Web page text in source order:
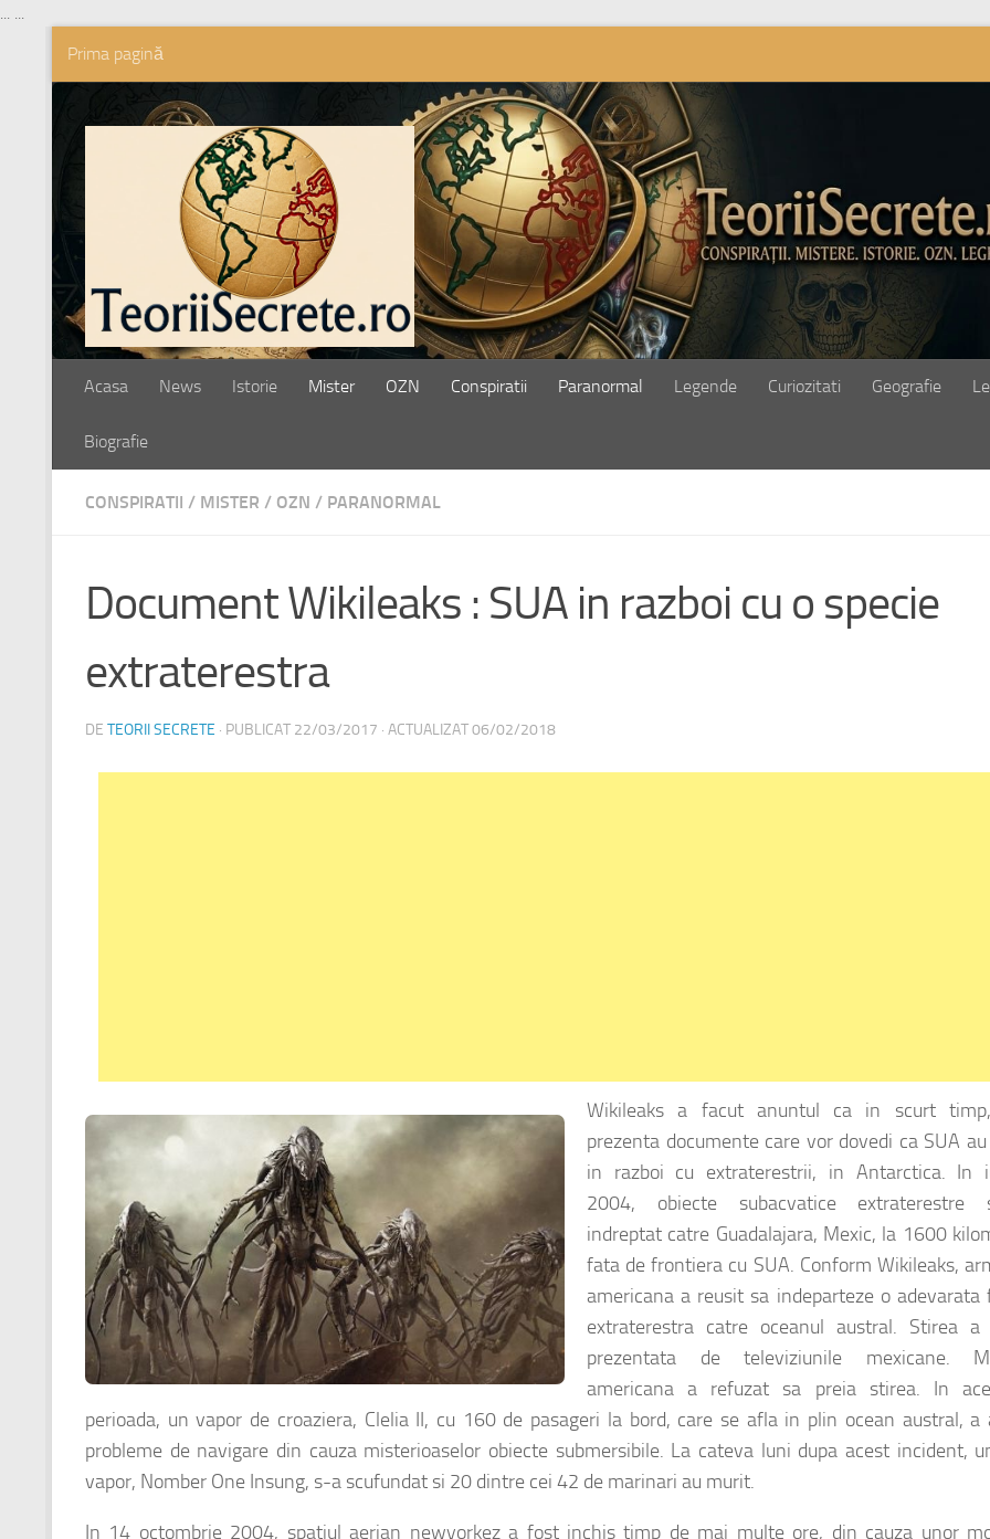
... ...
Skip to content
Prima pagină
Acasa News Istorie Mister OZN Conspiratii Paranormal Legende Curiozitati Geografie
Biografie
CONSPIRATII / MISTER / OZN / PARANORMAL
Document Wikileaks : SUA in razboi cu o specie
extraterestra
DE TEORII SECRETE · PUBLICAT 22/03/2017 · ACTUALIZAT06/02/2018
Wikileaks a facut anuntul ca in scurt
prezenta documente care vor dovedi ca SUA
in razboi cu extraterestrii, in Antarctica. In
2004, obiecte subacvatice extraterestre
indreptat catre Guadalajara, Mexic, la 1600
fata de frontiera cu SUA. Conform Wikileaks,
americana a reusit sa indeparteze o adevarata
extraterestra catre oceanul austral. Stirea a
prezentata de televiziunile mexicane.
americana a refuzat sa preia stirea. In
perioada, un vapor de croaziera, Clelia II, cu 160 de pasageri la bord, care se afla in plin ocean austral, a
probleme de navigare din cauza misterioaselor obiecte submersibile. La cateva luni dupa acest incident,
vapor, Nomber One Insung, s-a scufundat si 20 dintre cei 42 de marinari au murit.
In 14 octombrie 2004, spatiul aerian newyorkez a fost inchis timp de mai multe ore, din cauza unor